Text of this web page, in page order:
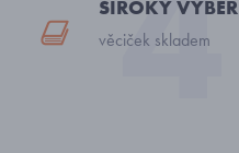
ŠIROKÝ VÝBĚR
věciček skladem